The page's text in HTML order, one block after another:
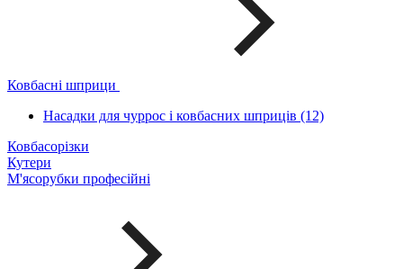
Ковбасні шприци
Насадки для чуррос і ковбасних шприців (12)
Ковбасорізки
Кутери
М'ясорубки професійні